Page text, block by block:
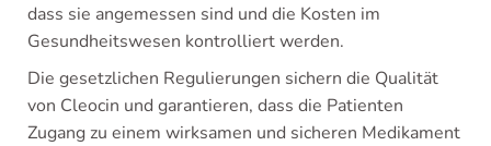
dass sie angemessen sind und die Kosten im
Gesundheitswesen kontrolliert werden.
Die gesetzlichen Regulierungen sichern die Qualität
von Cleocin und garantieren, dass die Patienten
Zugang zu einem wirksamen und sicheren Medikament